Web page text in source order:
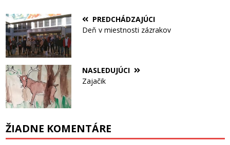
PREDCHÁDZAJÚCI
Deň v miestnosti zázrakov
NASLEDUJÚCI
Zajačik
ŽIADNE KOMENTÁRE